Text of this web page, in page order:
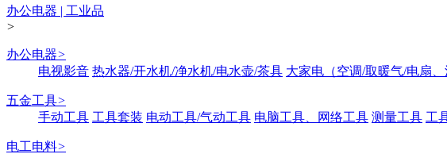
办公电器 | 工业品
>
办公电器>
电视影音 热水器/开水机/净水机/电水壶/茶具 大家电（空调/取暖气/电扇、
五金工具>
手动工具 工具套装 电动工具/气动工具 电脑工具、网络工具 测量工具 工
电工电料>